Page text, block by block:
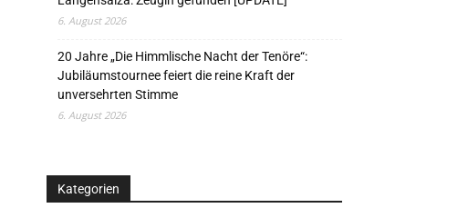
6. August 2026
20 Jahre „Die Himmlische Nacht der Tenöre“:
Jubiläumstournee feiert die reine Kraft der
unversehrten Stimme
6. August 2026
Kategorien